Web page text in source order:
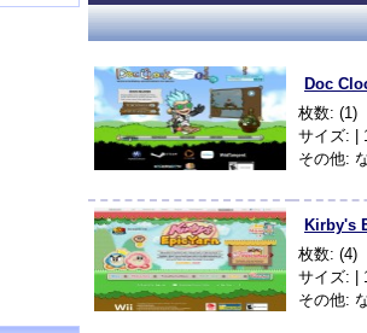
Doc
枚数: (1)
サイズ: |
その他:
Kirby's
枚数: (4)
サイズ: |
その他: